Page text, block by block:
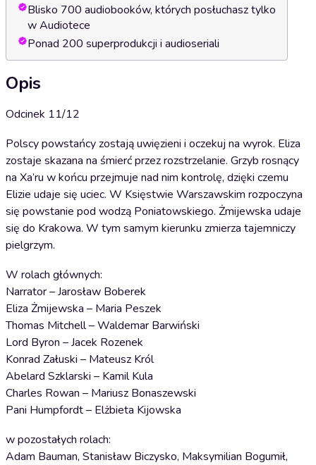
Blisko 700 audiobooków, których posłuchasz tylko
w Audiotece
Ponad 200 superprodukcji i audioseriali
Opis
Odcinek 11/12
Polscy powstańcy zostają uwięzieni i oczekuj na wyrok. Eliza
zostaje skazana na śmierć przez rozstrzelanie. Grzyb rosnący
na Xa’ru w końcu przejmuje nad nim kontrolę, dzięki czemu
Elizie udaje się uciec. W Księstwie Warszawskim rozpoczyna
się powstanie pod wodzą Poniatowskiego. Żmijewska udaje
się do Krakowa. W tym samym kierunku zmierza tajemniczy
pielgrzym.
W rolach głównych:
Narrator – Jarosław Boberek
Eliza Żmijewska – Maria Peszek
Thomas Mitchell – Waldemar Barwiński
Lord Byron – Jacek Rozenek
Konrad Załuski – Mateusz Król
Abelard Szklarski – Kamil Kula
Charles Rowan – Mariusz Bonaszewski
Pani Humpfordt – Elżbieta Kijowska
w pozostałych rolach:
Adam Bauman, Stanisław Biczysko, Maksymilian Bogumił,